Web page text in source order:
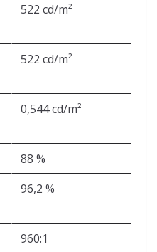
522 cd/m²
522 cd/m²
0,544 cd/m²
88 %
96,2 %
960:1